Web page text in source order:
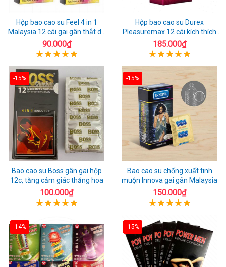
Hộp bao cao su Feel 4 in 1
Malaysia 12 cái gai gân thắt dễ
sử dụng
90.000₫
Hộp bao cao su Durex
Pleasuremax 12 cái kích thích
tăng khoái cảm
185.000₫
-15%
Bao cao su Boss gân gai hộp
12c, tăng cảm giác thăng hoa
100.000₫
-15%
Bao cao su chống xuất tinh
muộn Innova gai gân Malaysia
150.000₫
-14% -15%